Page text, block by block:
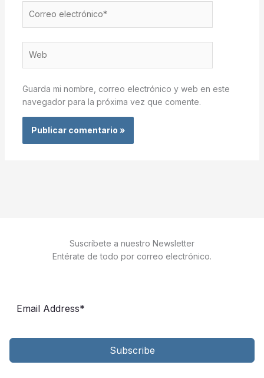
electrónico*
Guarda mi nombre, correo electrónico y web en este
navegador para la próxima vez que comente.
Suscríbete a nuestro Newsletter
Entérate de todo por correo electrónico.
Subscribe